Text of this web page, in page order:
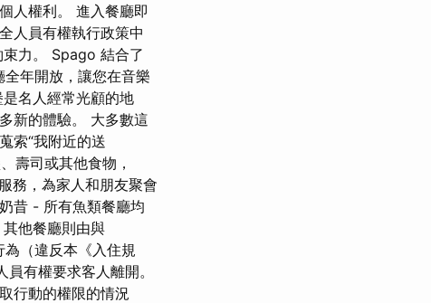
人權利。 進入餐廳即
人員有權執行政策中
力。 Spago 結合了
年開放，讓您在音樂
名人經常光顧的地
新的體驗。 大多數這
索“我附近的送
壽司或其他食物，
務，為家人和朋友聚會
昔 - 所有魚類餐廳均
他餐廳則由與
（違反本《入住規
有權要求客人離開。
行動的權限的情況